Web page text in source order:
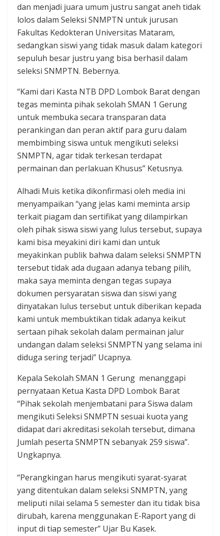
dan menjadi juara umum justru sangat aneh tidak
lolos dalam Seleksi SNMPTN untuk jurusan
Fakultas Kedokteran Universitas Mataram,
sedangkan siswi yang tidak masuk dalam kategori
sepuluh besar justru yang bisa berhasil dalam
seleksi SNMPTN. Bebernya.
“Kami dari Kasta NTB DPD Lombok Barat dengan
tegas meminta pihak sekolah SMAN 1 Gerung
untuk membuka secara transparan data
perankingan dan peran aktif para guru dalam
membimbing siswa untuk mengikuti seleksi
SNMPTN, agar tidak terkesan terdapat
permainan dan perlakuan Khusus” Ketusnya.
Alhadi Muis ketika dikonfirmasi oleh media ini
menyampaikan “yang jelas kami meminta arsip
terkait piagam dan sertifikat yang dilampirkan
oleh pihak siswa siswi yang lulus tersebut, supaya
kami bisa meyakini diri kami dan untuk
meyakinkan publik bahwa dalam seleksi SNMPTN
tersebut tidak ada dugaan adanya tebang pilih,
maka saya meminta dengan tegas supaya
dokumen persyaratan siswa dan siswi yang
dinyatakan lulus tersebut untuk diberikan kepada
kami untuk membuktikan tidak adanya keikut
sertaan pihak sekolah dalam permainan jalur
undangan dalam seleksi SNMPTN yang selama ini
diduga sering terjadi” Ucapnya.
Kepala Sekolah SMAN 1 Gerung menanggapi
pernyataan Ketua Kasta DPD Lombok Barat
“Pihak sekolah menjembatani para Siswa dalam
mengikuti Seleksi SNMPTN sesuai kuota yang
didapat dari akreditasi sekolah tersebut, dimana
Jumlah peserta SNMPTN sebanyak 259 siswa”.
Ungkapnya.
“Perangkingan harus mengikuti syarat-syarat
yang ditentukan dalam seleksi SNMPTN, yang
meliputi nilai selama 5 semester dan itu tidak bisa
dirubah, karena menggunakan E-Raport yang di
input di tiap semester” Ujar Bu Kasek.